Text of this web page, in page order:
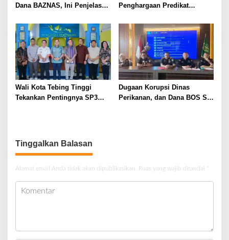
Dana BAZNAS, Ini Penjelasan
Penghargaan Predikat
Sumsel Tahun 2026
Wali Kota Tebing Tinggi
Tekankan Pentingnya SP3
Dugaan Korupsi Dinas
Perikanan, dan Dana BOS SD
Tinggalkan Balasan
Alamat email Anda tidak akan dipublikasikan. Ruas yang wajib ditandai *